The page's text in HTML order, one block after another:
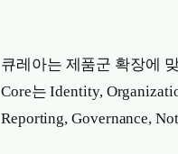
큐레아는 제품군 확장에
Core는 Identity,
Reporting, Governance,